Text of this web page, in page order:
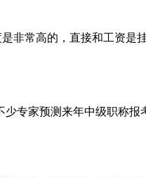
非常高的，直接和工资是
专家预测来年中级职称